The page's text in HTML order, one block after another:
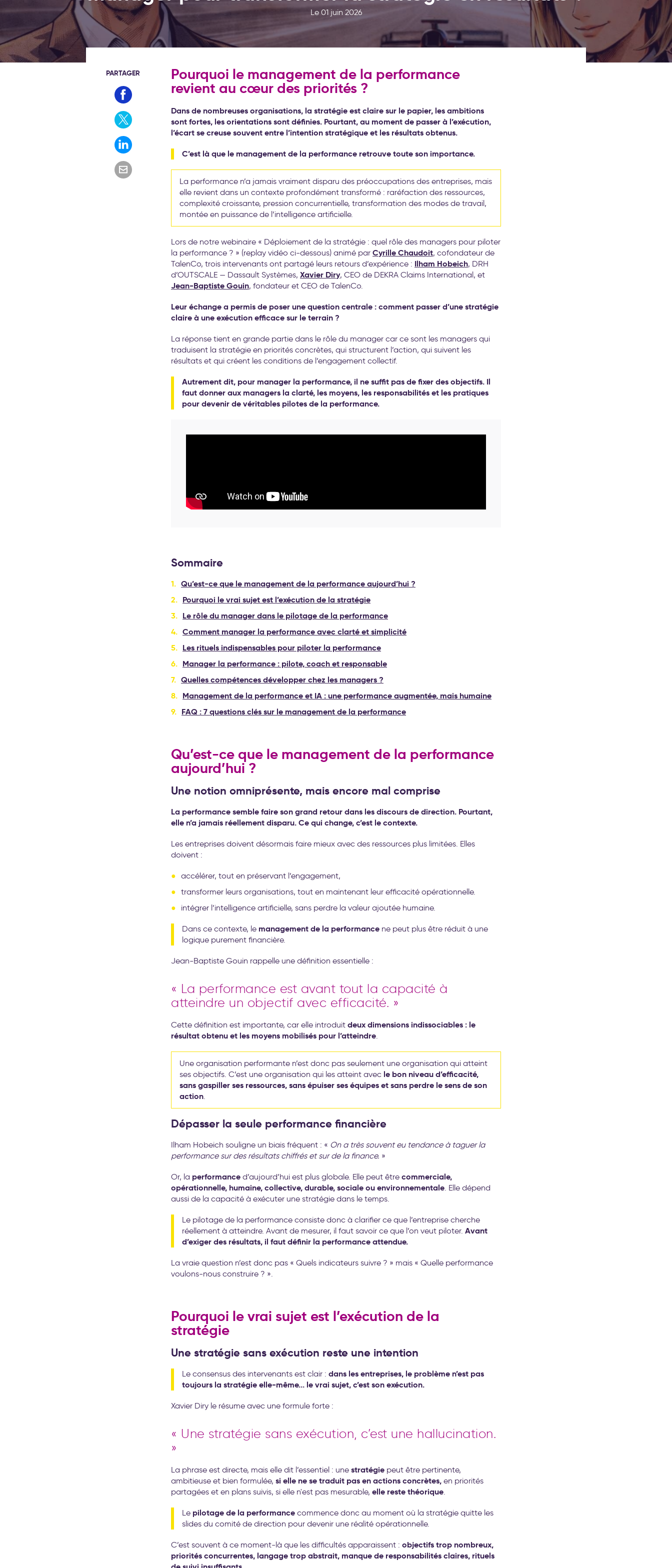
Le 01 juin 2026
Pourquoi le management de la performance
revient au cœur des priorités ?
Dans de nombreuses organisations, la stratégie est claire sur le papier, les ambitions
sont fortes, les orientations sont définies. Pourtant, au moment de passer à l’exécution,
l’écart se creuse souvent entre l’intention stratégique et les résultats obtenus.
C’est là que le management de la performance retrouve toute son importance.
La performance n’a jamais vraiment disparu des préoccupations des entreprises, mais
elle revient dans un contexte profondément transformé : raréfaction des ressources,
complexité croissante, pression concurrentielle, transformation des modes de travail,
montée en puissance de l’intelligence artificielle.
Lors de notre webinaire « Déploiement de la stratégie : quel rôle des managers pour piloter
la performance ? » (replay vidéo ci-dessous) animé par Cyrille Chaudoit, cofondateur de
TalenCo, trois intervenants ont partagé leurs retours d’expérience : Ilham Hobeich, DRH
d’OUTSCALE — Dassault Systèmes, Xavier Diry, CEO de DEKRA Claims International, et
Jean-Baptiste Gouin, fondateur et CEO de TalenCo.
Leur échange a permis de poser une question centrale : comment passer d’une stratégie
claire à une exécution efficace sur le terrain ?
La réponse tient en grande partie dans le rôle du manager car ce sont les managers qui
traduisent la stratégie en priorités concrètes, qui structurent l’action, qui suivent les
résultats et qui créent les conditions de l’engagement collectif.
Autrement dit, pour manager la performance, il ne suffit pas de fixer des objectifs. Il
faut donner aux managers la clarté, les moyens, les responsabilités et les pratiques
pour devenir de véritables pilotes de la performance.
Sommaire
Qu’est-ce que le management de la performance aujourd’hui ?
Pourquoi le vrai sujet est l’exécution de la stratégie
Le rôle du manager dans le pilotage de la performance
Comment manager la performance avec clarté et simplicité
Les rituels indispensables pour piloter la performance
Manager la performance : pilote, coach et responsable
Quelles compétences développer chez les managers ?
Management de la performance et IA : une performance augmentée, mais humaine
FAQ : 7 questions clés sur le management de la performance
Qu’est-ce que le management de la performance
aujourd’hui ?
Une notion omniprésente, mais encore mal comprise
La performance semble faire son grand retour dans les discours de direction. Pourtant,
elle n’a jamais réellement disparu. Ce qui change, c’est le contexte.
Les entreprises doivent désormais faire mieux avec des ressources plus limitées. Elles
doivent :
accélérer, tout en préservant l’engagement,
transformer leurs organisations, tout en maintenant leur efficacité opérationnelle.
intégrer l’intelligence artificielle, sans perdre la valeur ajoutée humaine.
Dans ce contexte, le management de la performance ne peut plus être réduit à une
logique purement financière.
Jean-Baptiste Gouin rappelle une définition essentielle :
« La performance est avant tout la capacité à
atteindre un objectif avec efficacité. »
Cette définition est importante, car elle introduit deux dimensions indissociables : le
résultat obtenu et les moyens mobilisés pour l’atteindre.
Une organisation performante n’est donc pas seulement une organisation qui atteint
ses objectifs. C’est une organisation qui les atteint avec le bon niveau d’efficacité,
sans gaspiller ses ressources, sans épuiser ses équipes et sans perdre le sens de son
action.
Dépasser la seule performance financière
Ilham Hobeich souligne un biais fréquent : « On a très souvent eu tendance à taguer la
performance sur des résultats chiffrés et sur de la finance. »
Or, la performance d’aujourd’hui est plus globale. Elle peut être commerciale,
opérationnelle, humaine, collective, durable, sociale ou environnementale. Elle dépend
aussi de la capacité à exécuter une stratégie dans le temps.
Le pilotage de la performance consiste donc à clarifier ce que l’entreprise cherche
réellement à atteindre. Avant de mesurer, il faut savoir ce que l’on veut piloter. Avant
d’exiger des résultats, il faut définir la performance attendue.
La vraie question n’est donc pas « Quels indicateurs suivre ? » mais « Quelle performance
voulons-nous construire ? ».
Pourquoi le vrai sujet est l’exécution de la
stratégie
Une stratégie sans exécution reste une intention
Le consensus des intervenants est clair : dans les entreprises, le problème n’est pas
toujours la stratégie elle-même... le vrai sujet, c’est son exécution.
Xavier Diry le résume avec une formule forte :
« Une stratégie sans exécution, c’est une hallucination.
»
La phrase est directe, mais elle dit l’essentiel : une stratégie peut être pertinente,
ambitieuse et bien formulée, si elle ne se traduit pas en actions concrètes, en priorités
partagées et en plans suivis, si elle n'est pas mesurable, elle reste théorique.
Le pilotage de la performance commence donc au moment où la stratégie quitte les
slides du comité de direction pour devenir une réalité opérationnelle.
C’est souvent à ce moment-là que les difficultés apparaissent : objectifs trop nombreux,
priorités concurrentes, langage trop abstrait, manque de responsabilités claires, rituels
PARTAGER